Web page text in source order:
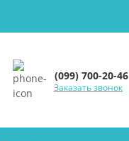
(099) 700-20-46
Заказать звонок